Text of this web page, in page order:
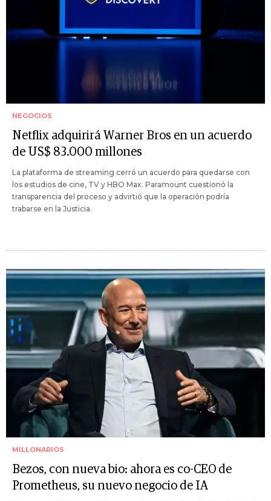
NEGOCIOS
Netflix adquirirá Warner Bros en un acuerdo
de US$ 83.000 millones
La plataforma de streaming cerró un acuerdo para quedarse con
los estudios de cine, TV y HBO Max. Paramount cuestionó la
transparencia del proceso y advirtió que la operación podría
trabarse en la Justicia.
MILLONARIOS
Bezos, con nueva bio: ahora es co-CEO de
Prometheus, su nuevo negocio de IA